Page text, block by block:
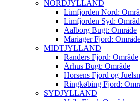
NORDJYLLAND
Limfjorden Nord:
Limfjorden Syd:
Aalborg Bugt: Område
Mariager Fjord: Område
MIDTJYLLAND
Randers Fjord: Område
Århus Bugt: Område
Horsens Fjord og
Ringkøbing Fjord:
SYDJYLLAND